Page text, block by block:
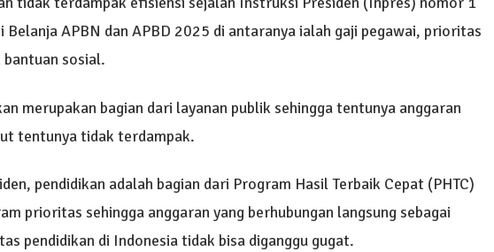
APBN dan APBD 2025 di antaranya ialah gaji pegawai, prioritas
bantuan sosial.
merupakan bagian dari layanan publik sehingga tentunya anggaran
tentunya tidak terdampak.
pendidikan adalah bagian dari Program Hasil Terbaik Cepat (PHTC)
prioritas sehingga anggaran yang berhubungan langsung sebagai
pendidikan di Indonesia tidak bisa diganggu gugat.